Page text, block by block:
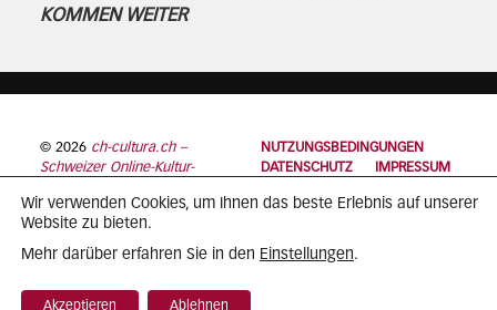
KOMMEN WEITER
© 2026 ch-cultura.ch –
Schweizer Online-Kultur-
NUTZUNGSBEDINGUNGEN
DATENSCHUTZ
IMPRESSUM
Wir verwenden Cookies, um Ihnen das beste Erlebnis auf unserer
Website zu bieten.
Mehr darüber erfahren Sie in den Einstellungen.
Akzeptieren Ablehnen